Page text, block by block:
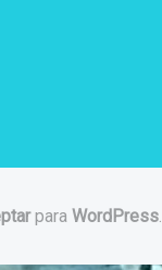
para WordPress.